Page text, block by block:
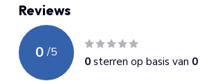
Reviews
0 /5
0sterren op basis van 0